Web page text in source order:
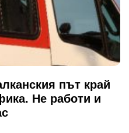
път край
Не работи и